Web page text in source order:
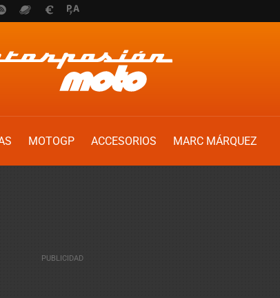
MOTOGP ACCESORIOS
MARC MÁRQUEZ